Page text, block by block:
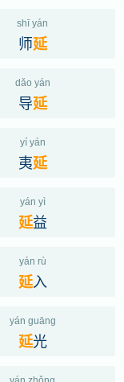
shī yán
师延
dǎo yán
导延
yí yán
夷延
yán yì
延益
yán rù
延入
yán guāng
延光